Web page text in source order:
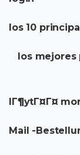
los 10
los
lГ¶ytГ¤Г¤
Mail -